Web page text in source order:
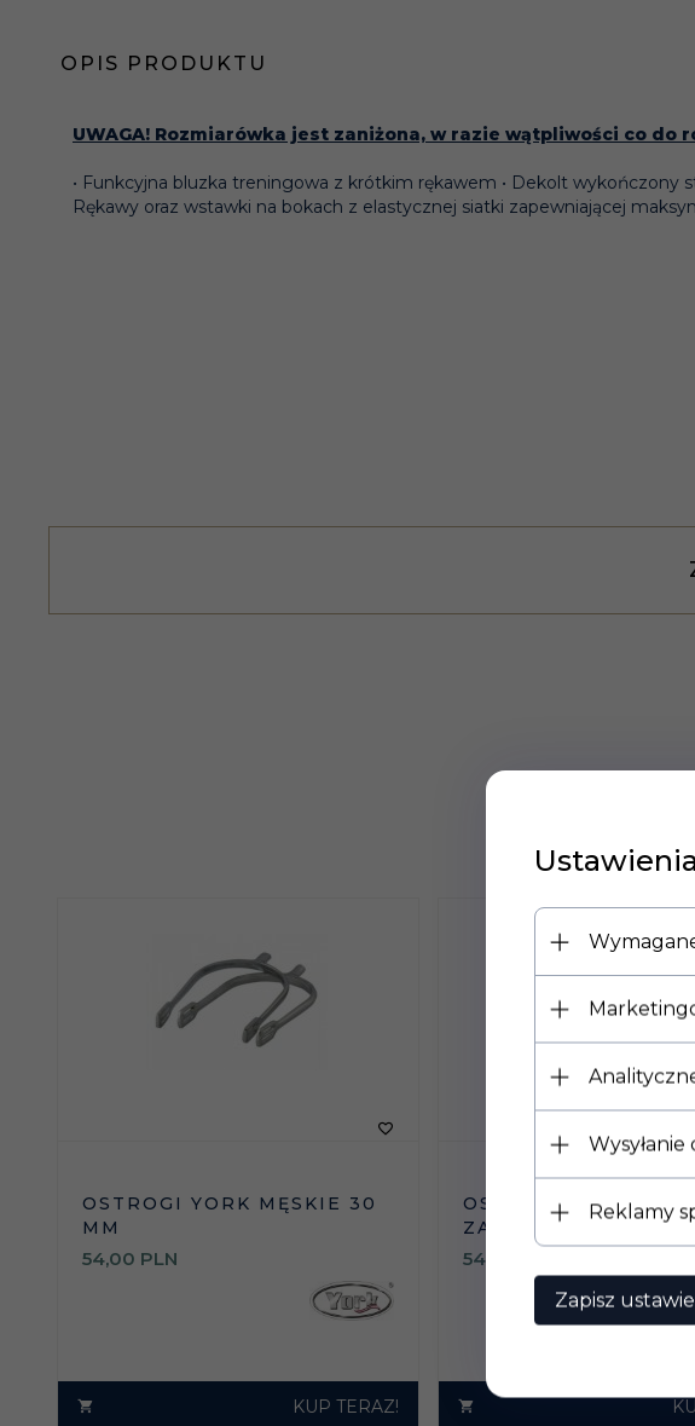
OPIS PRODUKTU
UWAGA! Rozmiarówka jest zaniżona, w razie wątpliwości co
• Funkcyjna bluzka treningowa z krótkim rękawem • Dekolt wykończony
Rękawy oraz wstawki na bokach z elastycznej siatki zapewniającej
OSTROGI YORK MĘSKIE 30
MM
54,00 PLN
KUP TERAZ!
OSTROGI YORK
ZAOKRĄGLONE 25
54,
Reklamy
Zapisz